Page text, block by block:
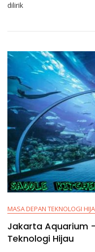
dilirik
MASA DEPAN TEKNOLOGI
Jakarta Aquarium
Teknologi Hijau